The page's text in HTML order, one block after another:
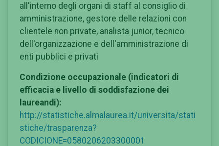
all'interno degli organi di staff al consiglio di
amministrazione, gestore delle relazioni con
clientele non private, analista junior, tecnico
dell'organizzazione e dell'amministrazione di
enti pubblici e privati
Condizione occupazionale (indicatori di
efficacia e livello di soddisfazione dei
laureandi):
http://statistiche.almalaurea.it/universita/stati
stiche/trasparenza?
CODICIONE=0580206203300001